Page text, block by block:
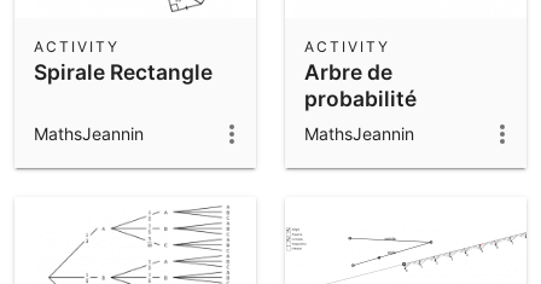
Spirale Rectangle
ACTIVITY
MathsJeannin
Arbre de
probabilité
ACTIVITY
MathsJeannin